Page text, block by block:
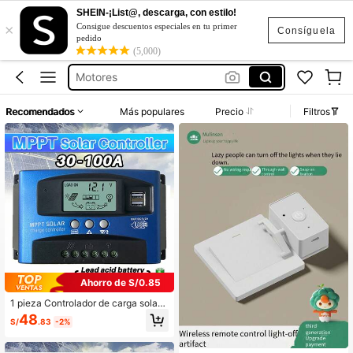
Consíguela
×
SHEIN-¡List@, descarga, con estilo!
Consigue descuentos especiales en tu primer
pedido
(5,000)
Controlador Solar
Regulador De Voltaje
Motores
Controlador De Carga Solar
Controlador Solar
Regulador De Voltaje
Recomendados Más populares Precio Filtros
Ahorro de S/0.85
1 pieza Controlador de carga solar
MPPT 100A 60A 30A, regulador int
eligente para panel solar de 12V/24
o USB doble y configuración de tem
S/48.83 -2%